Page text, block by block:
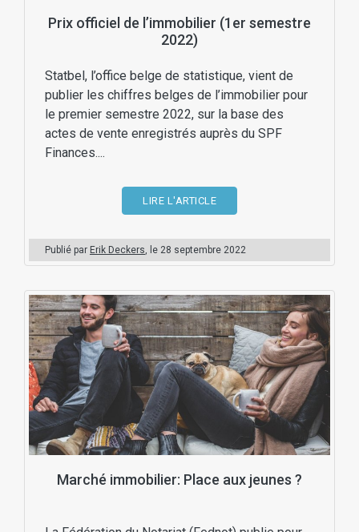
Prix officiel de l’immobilier (1er semestre
2022)
Statbel, l’office belge de statistique, vient de
publier les chiffres belges de l’immobilier pour
le premier semestre 2022, sur la base des
actes de vente enregistrés auprès du SPF
Finances....
LIRE L'ARTICLE
Publié par Erik Deckers, le 28 septembre 2022
Marché immobilier: Place aux jeunes ?